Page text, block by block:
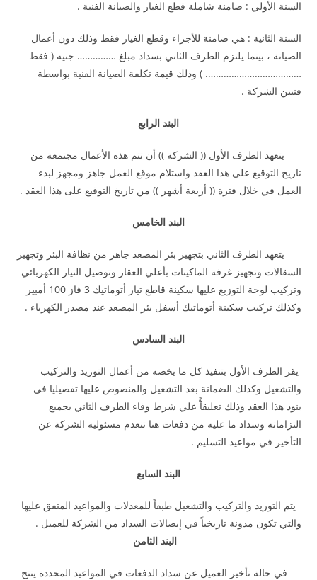
السنة الأولي : ضامنة شاملة قطع الغيار والصيانة الفنية .
السنة الثانية : هي ضامنة للأجزاء وقطع الغيار فقط وذلك دون أعمال
الصيانة ، بينما يلتزم الطرف الثاني بسداد مبلغ …………… جنيه ( فقط
………………………………. ) وذلك قيمة تكلفة الصيانة الفنية بواسطة
فنيين الشركة .
البند الرابع
يتعهد الطرف الأول (( الشركة )) أن تتم هذه الأعمال مجتمعة من
تاريخ التوقيع علي هذا العقد واستلام موقع العمل جاهز ومجهز لبدء
العمل في خلال فترة (( أربعة أشهر )) من تاريخ التوقيع على هذا العقد .
البند الخامس
يتعهد الطرف الثاني بتجهيز بئر المصعد جاهز من نظافة البئر وتجهيز
السقالات وتجهيز غرفة الماكينات بأعلي العقار وتوصيل التيار الكهربائي
وتركيب لوحة التوزيع عليها سكينة قاطع تيار أتوماتيك 3 فاز 100 أمبير
وكذلك تركيب سكينة أتوماتيك أسفل بئر المصعد عند مصدر الكهرباء .
البند السادس
يقر الطرف الأول بتنفيذ كل ما يخصه من أعمال التوريد والتركيب
والتشغيل وكذلك الضمانة بعد التشغيل والمنصوص عليها تفصيليا في
بنود هذا العقد وذلك تعليقاًّ علي شرط وفاء الطرف الثاني بجميع
التزاماته وسداد ما عليه من دفعات هنا تنعدم مسئولية الشركة عن
التأخير في مواعيد التسليم .
البند السابع
يتم التوريد والتركيب والتشغيل طبقاً للمعدلات والمواعيد المتفق عليها
والتي تكون مدونة تاريخياً في إيصالات السداد من الشركة للعميل .
البند الثامن
في حالة تأخير العميل عن سداد الدفعات في المواعيد المحددة ينتج